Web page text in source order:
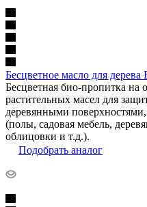
Бесцветное масло для
Бесцветная био-пропитка на
растительных масел для
деревянными
(полы, садовая мебель,
облицовки и т.д.).
Подобрать аналог